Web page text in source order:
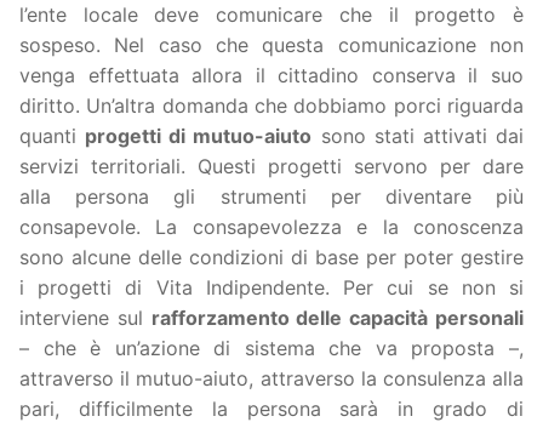
l’ente locale deve comunicare che il progetto è
sospeso. Nel caso che questa comunicazione non
venga effettuata allora il cittadino conserva il suo
diritto. Un’altra domanda che dobbiamo porci riguarda
quanti progetti di mutuo-aiuto sono stati attivati dai
servizi territoriali. Questi progetti servono per dare
alla persona gli strumenti per diventare più
consapevole. La consapevolezza e la conoscenza
sono alcune delle condizioni di base per poter gestire
i progetti di Vita Indipendente. Per cui se non si
interviene sul rafforzamento delle capacità personali
– che è un’azione di sistema che va proposta –,
attraverso il mutuo-aiuto, attraverso la consulenza alla
pari, difficilmente la persona sarà in grado di